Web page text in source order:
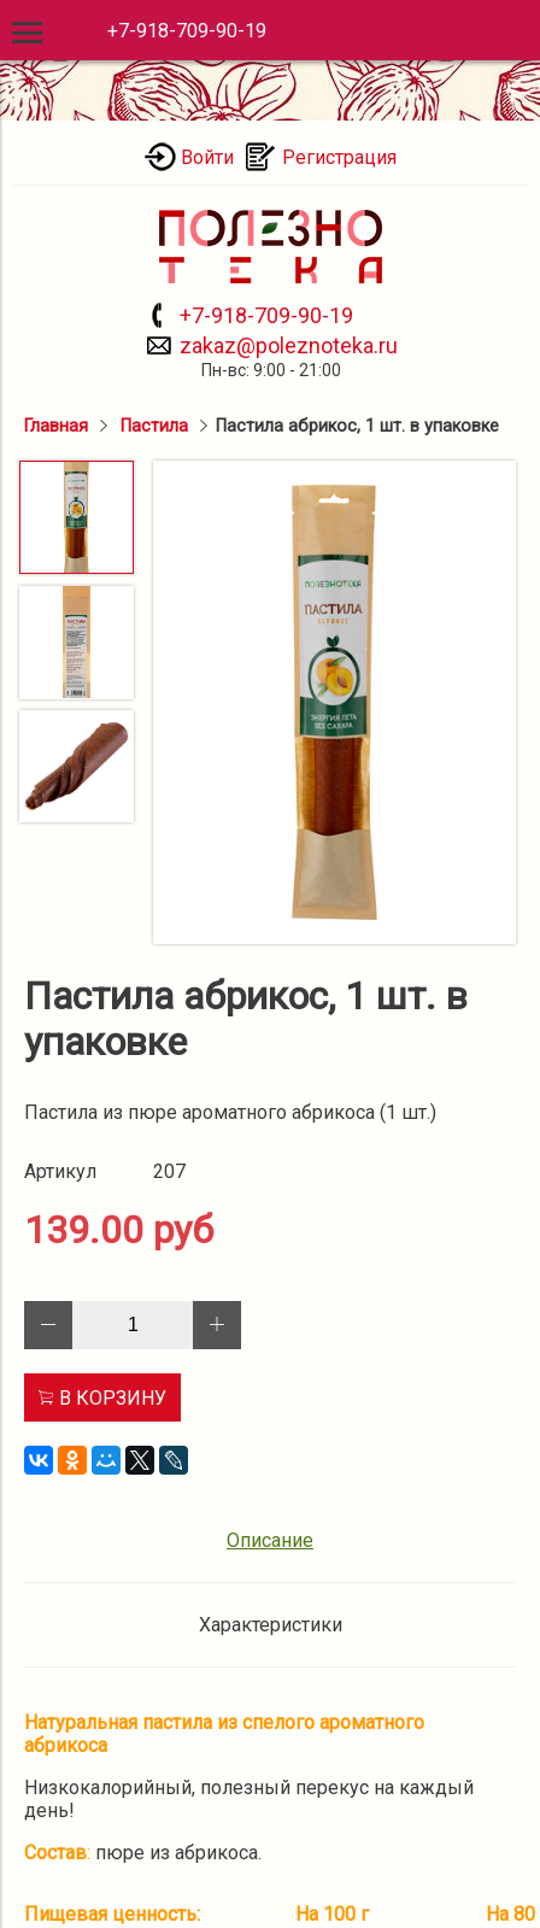
+7-918-709-90-19
Войти Регистрация
+7-918-709-90-19
zakaz@poleznoteka.ru
Пн-вс: 9:00 - 21:00
Главная Пастила Пастила абрикос, 1 шт. в упаковке
Пастила абрикос, 1 шт. в
упаковке
Пастила из пюре ароматного абрикоса (1 шт.)
Артикул 207
139.00 руб
В КОРЗИНУ
Описание
Характеристики
Натуральная пастила из спелого ароматного
абрикоса
Низкокалорийный, полезный перекус на каждый
день!
Состав: пюре из абрикоса.
Пищевая ценность: На 100 г На 80